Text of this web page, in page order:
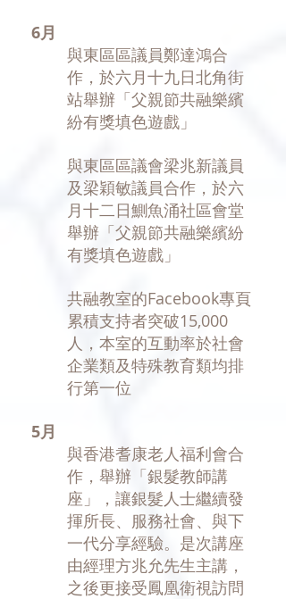
6月
與東區區議員鄭達鴻合
作，於六月十九日北角街
站舉辦「父親節共融樂繽
紛有獎填色遊戲」
與東區區議會梁兆新議員
及梁穎敏議員合作，於六
月十二日鰂魚涌社區會堂
舉辦「父親節共融樂繽紛
有獎填色遊戲」
共融教室的Facebook專頁
累積支持者突破15,000
人，本室的互動率於社會
企業類及特殊教育類均排
行第一位
5月
與香港耆康老人福利會合
作，舉辦「銀髮教師講
座」，讓銀髮人士繼續發
揮所長、服務社會、與下
一代分享經驗。是次講座
由經理方兆允先生主講，
之後更接受鳳凰衛視訪問